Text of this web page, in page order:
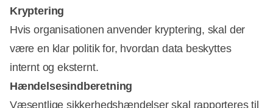
Kryptering
Hvis organisationen anvender kryptering, skal der
være en klar politik for, hvordan data beskyttes
internt og eksternt.
Hændelsesindberetning
Væsentlige sikkerhedshændelser skal rapporteres til